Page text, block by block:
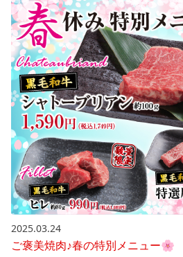
2025.03.24
ご褒美焼肉♪春の特別メニュー🌸